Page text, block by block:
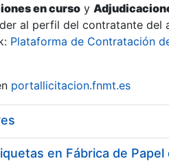
en curso y
al perfil del contratante del
Plataforma de Contratación
portallicitacion.fnmt.es
en Fábrica de Papel